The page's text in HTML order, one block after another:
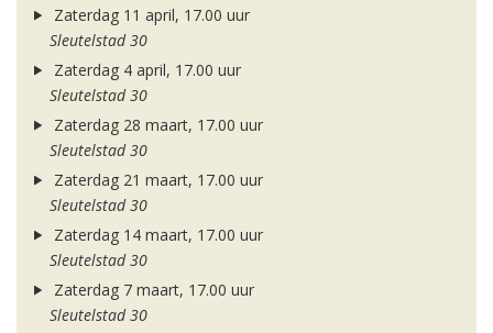
Zaterdag 11 april, 17.00 uur
Sleutelstad 30
Zaterdag 4 april, 17.00 uur
Sleutelstad 30
Zaterdag 28 maart, 17.00 uur
Sleutelstad 30
Zaterdag 21 maart, 17.00 uur
Sleutelstad 30
Zaterdag 14 maart, 17.00 uur
Sleutelstad 30
Zaterdag 7 maart, 17.00 uur
Sleutelstad 30